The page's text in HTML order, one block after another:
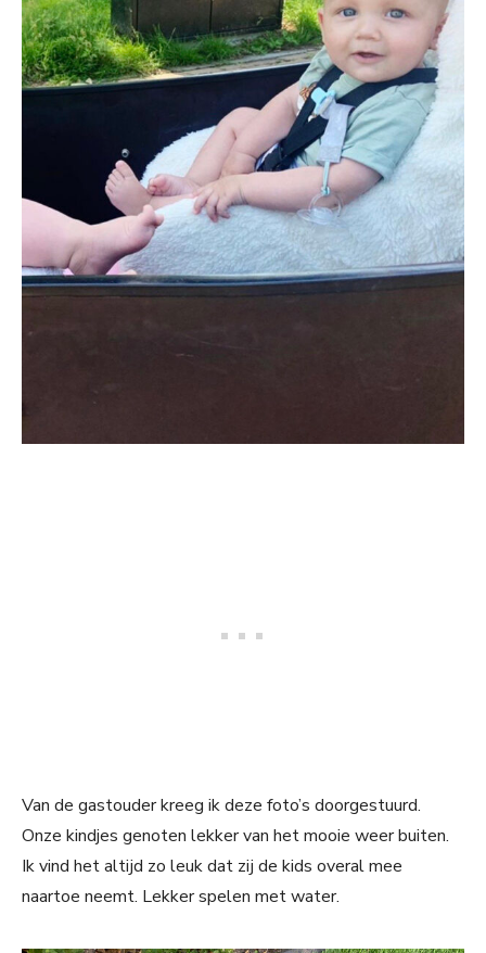
Van de gastouder kreeg ik deze foto’s doorgestuurd.
Onze kindjes genoten lekker van het mooie weer buiten.
Ik vind het altijd zo leuk dat zij de kids overal mee
naartoe neemt. Lekker spelen met water.